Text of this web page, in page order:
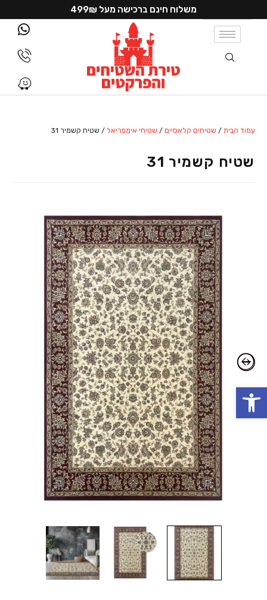
פתח סרגל נגישות
משלוח חינם ברכישה מעל 499₪
עמוד הבית / שטיחים קלאסיים / שטיחי אימפריאל / שטיח קשמיר 31
שטיח קשמיר 31